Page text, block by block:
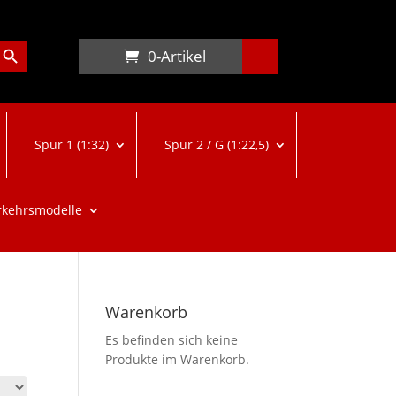
Button
0-Artikel
Spur 1 (1:32) Spur 2 / G (1:22,5)
Warenkorb
Es befinden sich keine
Produkte im Warenkorb.